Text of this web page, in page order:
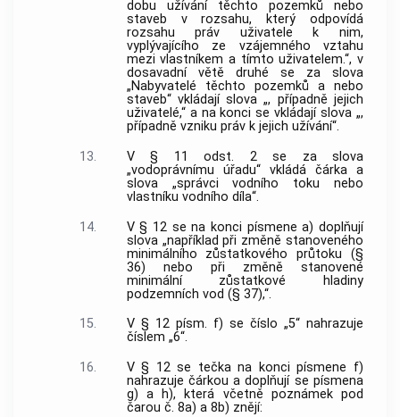
dobu užívání těchto pozemků nebo
staveb v rozsahu, který odpovídá
rozsahu práv uživatele k nim,
vyplývajícího ze vzájemného vztahu
mezi vlastníkem a tímto uživatelem.“, v
dosavadní větě druhé se za slova
„Nabyvatelé těchto pozemků a nebo
staveb“ vkládají slova „, případně jejich
uživatelé,“ a na konci se vkládají slova „,
případně vzniku práv k jejich užívání“.
13.
V § 11 odst. 2 se za slova
„vodoprávnímu úřadu“ vkládá čárka a
slova „správci vodního toku nebo
vlastníku vodního díla“.
14.
V § 12 se na konci písmene a) doplňují
slova „například při změně stanoveného
minimálního zůstatkového průtoku (§
36) nebo při změně stanovené
minimální zůstatkové hladiny
podzemních vod (§ 37),“.
15.
V § 12 písm. f) se číslo „5“ nahrazuje
číslem „6“.
16.
V § 12 se tečka na konci písmene f)
nahrazuje čárkou a doplňují se písmena
g) a h), která včetně poznámek pod
čarou č. 8a) a 8b) znějí: